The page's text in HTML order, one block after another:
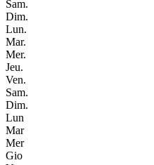
Sam.
Dim.
Lun.
Mar.
Mer.
Jeu.
Ven.
Sam.
Dim.
Lun
Mar
Mer
Gio